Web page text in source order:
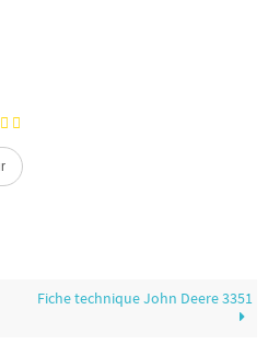
Fiche technique John Deere 3351